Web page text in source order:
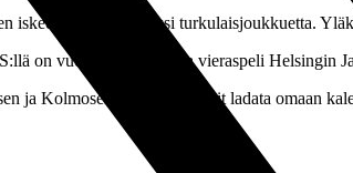
iskee perjantaina kaksi turkulaisjoukkuetta.
on vuorossa lauantaina vieraspeli
ja Kolmosen TPS-matsit voit ladata omaan